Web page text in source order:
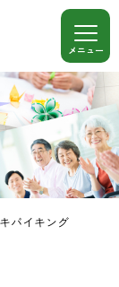
バイキング